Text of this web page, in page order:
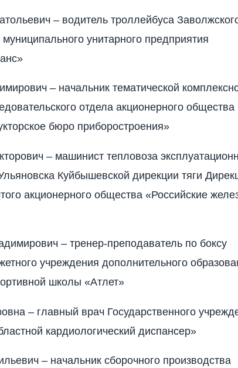
– водитель троллейбуса
унитарного предприятия
– начальник тематической
отдела акционерного общества
бюро приборостроения»
– машинист тепловоза
Куйбышевской дирекции тяги
акционерного общества «Российские
– тренер-преподаватель по боксу
учреждения дополнительного
школы «Атлет»
– главный врач Государственного
кардиологический диспансер»
– начальник сборочного производства